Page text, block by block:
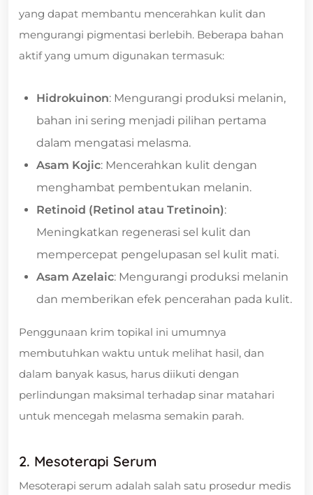
yang dapat membantu mencerahkan kulit dan
mengurangi pigmentasi berlebih. Beberapa bahan
aktif yang umum digunakan termasuk:
Hidrokuinon: Mengurangi produksi melanin,
bahan ini sering menjadi pilihan pertama
dalam mengatasi melasma.
Asam Kojic: Mencerahkan kulit dengan
menghambat pembentukan melanin.
Retinoid (Retinol atau Tretinoin):
Meningkatkan regenerasi sel kulit dan
mempercepat pengelupasan sel kulit mati.
Asam Azelaic: Mengurangi produksi melanin
dan memberikan efek pencerahan pada kulit.
Penggunaan krim topikal ini umumnya
membutuhkan waktu untuk melihat hasil, dan
dalam banyak kasus, harus diikuti dengan
perlindungan maksimal terhadap sinar matahari
untuk mencegah melasma semakin parah.
2. Mesoterapi Serum
Mesoterapi serum adalah salah satu prosedur medis